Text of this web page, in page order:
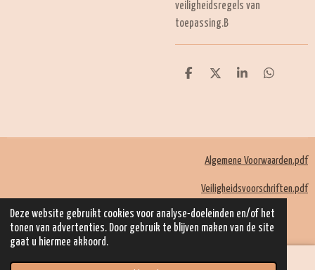
Deze website gebruikt cookies voor analyse-doeleinden en/of het
tonen van advertenties. Door gebruik te blijven maken van de site
gaat u hiermee akkoord.
veiligheidsregels van
toepassing.B
D
D
S
D
Algemene Voorwaarden.pdf
Veiligheidsvoorschriften.pdf
© 2022 - 2026 Mom Kadootjes
Powered byJouwWeb